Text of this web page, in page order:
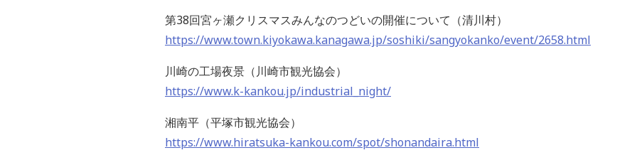
第38回宮ヶ瀬クリスマスみんなのつどいの開催について（清川村）
https://www.town.kiyokawa.kanagawa.jp/soshiki/sangyokanko/event/2658.html
川崎の工場夜景（川崎市観光協会）
https://www.k-kankou.jp/industrial_night/
湘南平（平塚市観光協会）
https://www.hiratsuka-kankou.com/spot/shonandaira.html